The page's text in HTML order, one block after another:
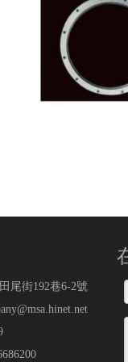
尾街192巷6-2號